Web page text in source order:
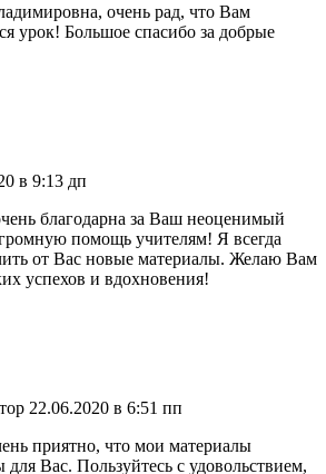
очень рад, что Вам
урок! Большое спасибо за добрые
в 9:13 дп
благодарна за Ваш неоценимый
помощь учителям! Я всегда
от Вас новые материалы. Желаю Вам
успехов и вдохновения!
22.06.2020 в 6:51 пп
приятно, что мои материалы
для Вас. Пользуйтесь с удовольствием,